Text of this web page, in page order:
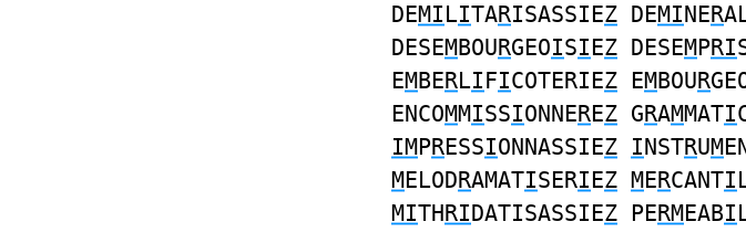
DEMILITARISASSIEZ DEMINER
DESEMBOURGEOISIEZ DESEMPRI
EMBERLIFICOTERIEZ EMBOUR
ENCOMMISSIONNEREZ GRAMMATI
IMPRESSIONNASSIEZ INSTRUM
MELODRAMATISERIEZ MERCANTI
MITHRIDATISASSIEZ PERMEABI